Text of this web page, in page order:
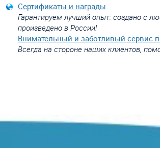
Сертификаты и награды
Гарантируем лучший опыт: создано с
произведено в России!
Внимательный и заботливый сервис
Всегда на стороне наших клиентов,